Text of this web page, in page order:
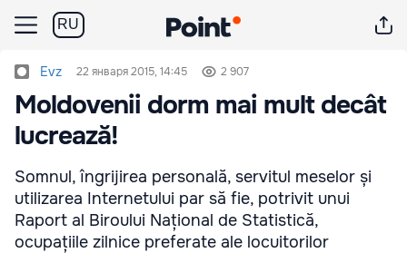
RU
Evz 22 января 2015, 14:45 2 907
Moldovenii dorm mai mult decât
lucrează!
Somnul, îngrijirea personală, servitul meselor și
utilizarea Internetului par să fie, potrivit unui
Raport al Biroului Național de Statistică,
ocupațiile zilnice preferate ale locuitorilor